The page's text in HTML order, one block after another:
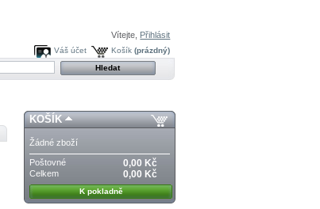
Vítejte,
Přihlásit
Košík (prázdný)
Váš účet
KOŠÍK
Žádné zboží
Poštovné 0,00 Kč
Celkem 0,00 Kč
K pokladně